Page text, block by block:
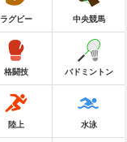
ラグビー 中央競馬
格闘技 バドミントン
陸上 水泳